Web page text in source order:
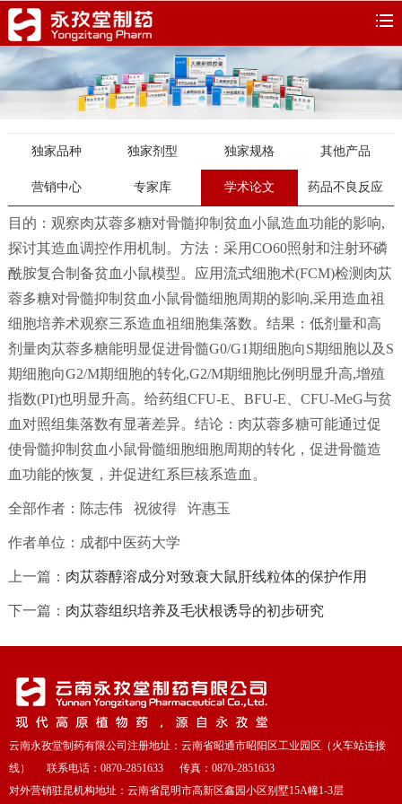
独家品种 独家剂型 独家规格 其他产品
营销中心 专家库 学术论文 药品不良反应
目的：观察肉苁蓉多糖对骨髓抑制贫血小鼠造血功能的影响,
探讨其造血调控作用机制。方法：采用CO60照射和注射环磷
酰胺复合制备贫血小鼠模型。应用流式细胞术(FCM)检测肉苁
蓉多糖对骨髓抑制贫血小鼠骨髓细胞周期的影响,采用造血祖
细胞培养术观察三系造血祖细胞集落数。结果：低剂量和高
剂量肉苁蓉多糖能明显促进骨髓G0/G1期细胞向S期细胞以及S
期细胞向G2/M期细胞的转化,G2/M期细胞比例明显升高,增殖
指数(PI)也明显升高。给药组CFU-E、BFU-E、CFU-MeG与贫
血对照组集落数有显著差异。结论：肉苁蓉多糖可能通过促
使骨髓抑制贫血小鼠骨髓细胞细胞周期的转化，促进骨髓造
血功能的恢复，并促进红系巨核系造血。
全部作者：陈志伟 祝彼得 许惠玉
作者单位：成都中医药大学
上一篇： 肉苁蓉醇溶成分对致衰大鼠肝线粒体的保护作用
下一篇： 肉苁蓉组织培养及毛状根诱导的初步研究
云南永孜堂制药有限公司注册地址：云南省昭通市昭阳区工业园区（火车站连接
线） 联系电话：0870-2851633 传真：0870-2851633
对外营销驻昆机构地址：云南省昆明市高新区鑫园小区别墅15A幢1-3层